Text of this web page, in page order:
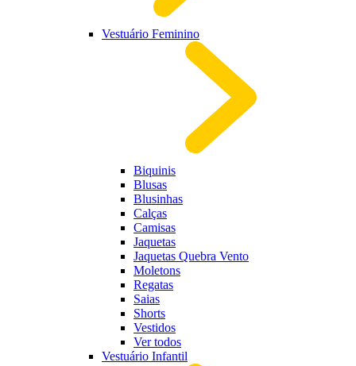
Vestuário Feminino
Biquinis
Blusas
Blusinhas
Calças
Camisas
Jaquetas
Jaquetas Quebra Vento
Moletons
Regatas
Saias
Shorts
Vestidos
Ver todos
Vestuário Infantil